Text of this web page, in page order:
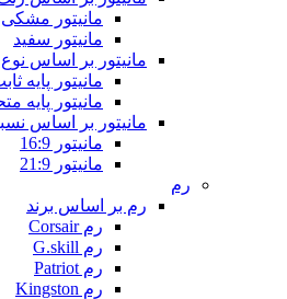
مانیتور مشکی
مانیتور سفید
مانیتور بر اساس نوع
مانیتور پایه
مانیتور پایه
مانیتور بر اساس
مانیتور 16:9
مانیتور 21:9
رم
رم بر اساس برند
رم Corsair
رم G.skill
رم Patriot
رم Kingston